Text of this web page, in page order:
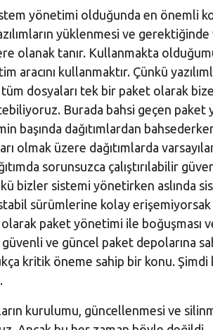
yönetimi olduğunda en önemli
yüklenmesi ve
olanak tanır. Kullanmakta
aracını kullanmaktır. Çünkü
tüm dosyaları tek bir paket olarak
Burada bahsi geçen paket
başında dağıtımlardan
olmak üzere dağıtımlarda
sorunsuzca çalıştırılabilir
bizler sistemi yönetirken aslında
sürümlerine kolay erişemiyorsak
olarak paket yönetimi ile boğuşması
ve güncel paket depolarına
kritik öneme sahip bir konu. Şimdi
kurulumu, güncellenmesi ve